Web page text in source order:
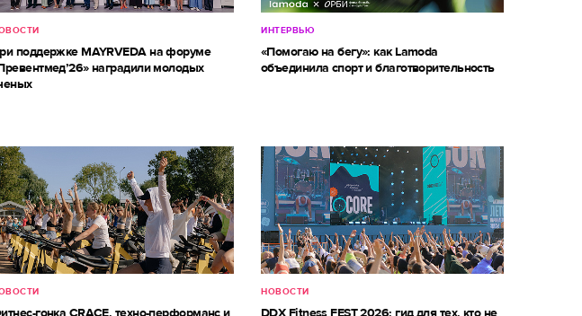
поддержке MAYRVEDA на форуме
наградили молодых
ИНТЕРВЬЮ
«Помогаю на бегу»: как Lamoda
объединила спорт и благотворительность
НОВОСТИ